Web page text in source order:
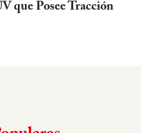
que Posee Tracción